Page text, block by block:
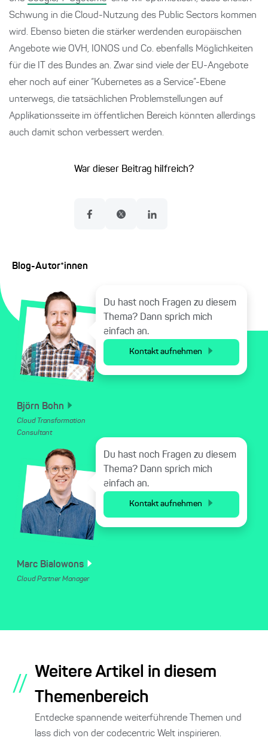
Schwung in die Cloud-Nutzung des Public Sectors kommen
wird. Ebenso bieten die stärker werdenden europäischen
Angebote wie OVH, IONOS und Co. ebenfalls Möglichkeiten
für die IT des Bundes an. Zwar sind viele der EU-Angebote
eher noch auf einer “Kubernetes as a Service”-Ebene
unterwegs, die tatsächlichen Problemstellungen auf
Applikationsseite im öffentlichen Bereich könnten allerdings
auch damit schon verbessert werden.
War dieser Beitrag hilfreich?
Blog-Autor*innen
Björn Bohn
Cloud Transformation
Consultant
Du hast noch Fragen zu diesem
Thema? Dann sprich mich
einfach an.
Kontakt aufnehmen
Marc Bialowons
Cloud Partner Manager
Du hast noch Fragen zu diesem
Thema? Dann sprich mich
einfach an.
Kontakt aufnehmen
//
Weitere Artikel in diesem
Themenbereich
Entdecke spannende weiterführende Themen und
lass dich von der codecentric Welt inspirieren.